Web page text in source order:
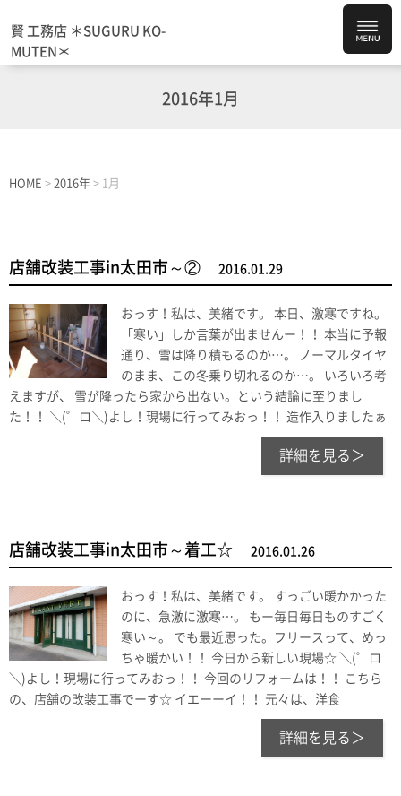
賢 工務店 ＊SUGURU KO-
MUTEN＊
2016年1月
HOME > 2016年 > 1月
店舗改装工事in太田市～② 2016.01.29
おっす！私は、美緒です。 本日、激寒ですね。
「寒い」しか言葉が出ませんー！！ 本当に予報
通り、雪は降り積もるのか…。 ノーマルタイヤ
のまま、この冬乗り切れるのか…。 いろいろ考
えますが、 雪が降ったら家から出ない。という結論に至りまし
た！！ ＼(゜ロ＼)よし！現場に行ってみおっ！！ 造作入りましたぁ
詳細を見る＞
店舗改装工事in太田市～着工☆ 2016.01.26
おっす！私は、美緒です。 すっごい暖かかった
のに、急激に激寒…。 もー毎日毎日ものすごく
寒い～。 でも最近思った。フリースって、めっ
ちゃ暖かい！！ 今日から新しい現場☆ ＼(゜ロ
＼)よし！現場に行ってみおっ！！ 今回のリフォームは！！ こちら
の、店舗の改装工事でーす☆ イエーーイ！！ 元々は、洋食
詳細を見る＞